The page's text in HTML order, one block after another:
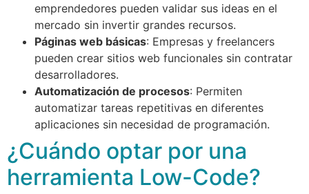
emprendedores pueden validar sus ideas en el
mercado sin invertir grandes recursos.
Páginas web básicas: Empresas y freelancers
pueden crear sitios web funcionales sin contratar
desarrolladores.
Automatización de procesos: Permiten
automatizar tareas repetitivas en diferentes
aplicaciones sin necesidad de programación.
¿Cuándo optar por una
herramienta Low-Code?